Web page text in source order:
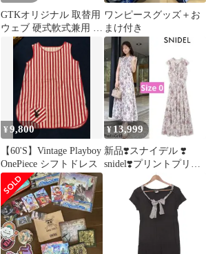
GTKオリジナル 取替用
ウェブ 硬式軟式兼用 ワ
ンピースウェブ ヨコ
11.3cm×タテ10.5cm
ワンピースグッズ＋お
まけ付き
¥9,800
【60'S】Vintage Playboy
OnePiece シフトドレス
¥13,999
新品❣️スナイデル ❣️
snidel❣️プリントプリー
ツワンピース PBEG 0